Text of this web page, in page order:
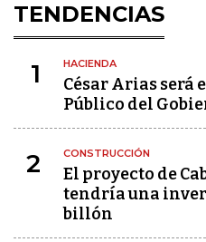
TENDENCIAS
1 HACIENDA
César Arias será
Público del
2 CONSTRUCCIÓN
El proyecto de
tendría una
billón